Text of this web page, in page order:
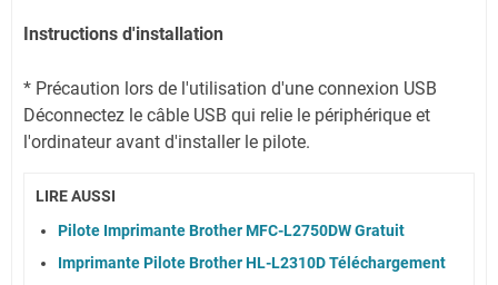
Instructions d'installation
* Précaution lors de l'utilisation d'une connexion USB
Déconnectez le câble USB qui relie le périphérique et
l'ordinateur avant d'installer le pilote.
LIRE AUSSI
Pilote Imprimante Brother MFC-L2750DW Gratuit
Imprimante Pilote Brother HL-L2310D Téléchargement